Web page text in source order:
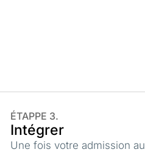
ÉTAPPE 3.
Intégrer
Une fois votre admission au